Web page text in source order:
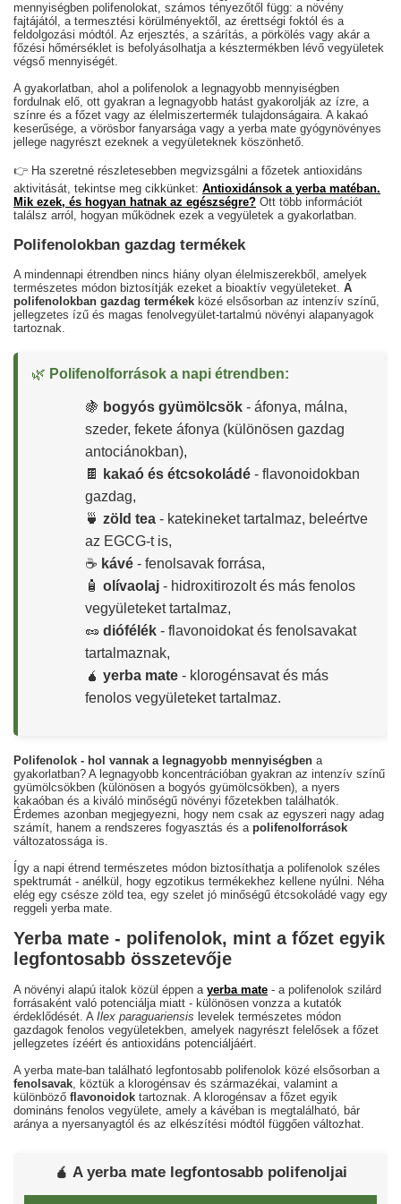
mennyiségben polifenolokat, számos tényezőtől függ: a növény
fajtájától, a termesztési körülményektől, az érettségi foktól és a
feldolgozási módtól. Az erjesztés, a szárítás, a pörkölés vagy akár a
főzési hőmérséklet is befolyásolhatja a késztermékben lévő vegyületek
végső mennyiségét.
A gyakorlatban, ahol a polifenolok a legnagyobb mennyiségben
fordulnak elő, ott gyakran a legnagyobb hatást gyakorolják az ízre, a
színre és a főzet vagy az élelmiszertermék tulajdonságaira. A kakaó
keserűsége, a vörösbor fanyarsága vagy a yerba mate gyógynövényes
jellege nagyrészt ezeknek a vegyületeknek köszönhető.
👉 Ha szeretné részletesebben megvizsgálni a főzetek antioxidáns
aktivitását, tekintse meg cikkünket: Antioxidánsok a yerba matéban.
Mik ezek, és hogyan hatnak az egészségre? Ott több információt
találsz arról, hogyan működnek ezek a vegyületek a gyakorlatban.
Polifenolokban gazdag termékek
A mindennapi étrendben nincs hiány olyan élelmiszerekből, amelyek
természetes módon biztosítják ezeket a bioaktív vegyületeket. A
polifenolokban gazdag termékek közé elsősorban az intenzív színű,
jellegzetes ízű és magas fenolvegyület-tartalmú növényi alapanyagok
tartoznak.
🌿 Polifenolforrások a napi étrendben:
🍇 bogyós gyümölcsök - áfonya, málna,
szeder, fekete áfonya (különösen gazdag
antociánokban),
🍫
kakaó és étcsokoládé - flavonoidokban
gazdag,
🍵 zöld tea - katekineket tartalmaz, beleértve
az EGCG-t is,
☕ kávé - fenolsavak forrása,
🧴 olívaolaj - hidroxitirozolt és más fenolos
vegyületeket tartalmaz,
🥜 diófélék - flavonoidokat és fenolsavakat
tartalmaznak,
🧉 yerba mate - klorogénsavat és más
fenolos vegyületeket tartalmaz.
Polifenolok - hol vannak a legnagyobb mennyiségben a
gyakorlatban? A legnagyobb koncentrációban gyakran az intenzív színű
gyümölcsökben (különösen a bogyós gyümölcsökben), a nyers
kakaóban és a kiváló minőségű növényi főzetekben találhatók.
Érdemes azonban megjegyezni, hogy nem csak az egyszeri nagy adag
számít, hanem a rendszeres fogyasztás és a polifenolforrások
változatossága is.
Így a napi étrend természetes módon biztosíthatja a polifenolok széles
spektrumát - anélkül, hogy egzotikus termékekhez kellene nyúlni. Néha
elég egy csésze zöld tea, egy szelet jó minőségű étcsokoládé vagy egy
reggeli yerba mate.
Yerba mate - polifenolok, mint a főzet egyik
legfontosabb összetevője
A növényi alapú italok közül éppen a yerba mate - a polifenolok szilárd
forrásaként való potenciálja miatt - különösen vonzza a kutatók
érdeklődését. A Ilex paraguariensis levelek természetes módon
gazdagok fenolos vegyületekben, amelyek nagyrészt felelősek a főzet
jellegzetes ízéért és antioxidáns potenciáljáért.
A yerba mate-ban található legfontosabb polifenolok közé elsősorban a
fenolsavak, köztük a klorogénsav és származékai, valamint a
különböző flavonoidok tartoznak. A klorogénsav a főzet egyik
domináns fenolos vegyülete, amely a kávéban is megtalálható, bár
aránya a nyersanyagtól és az elkészítési módtól függően változhat.
🧉 A yerba mate legfontosabb polifenoljai